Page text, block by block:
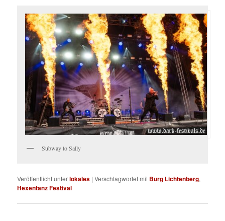
Subway to Sally
Veröffentlicht unterlokales |Verschlagwortet mit Burg Lichtenberg,
Hexentanz Festival